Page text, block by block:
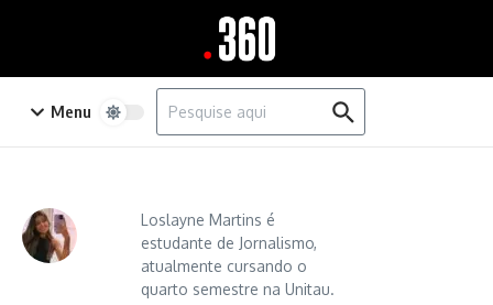
Menu
Procurar por:
Loslayne Martins é
estudante de Jornalismo,
atualmente cursando o
quarto semestre na Unitau.